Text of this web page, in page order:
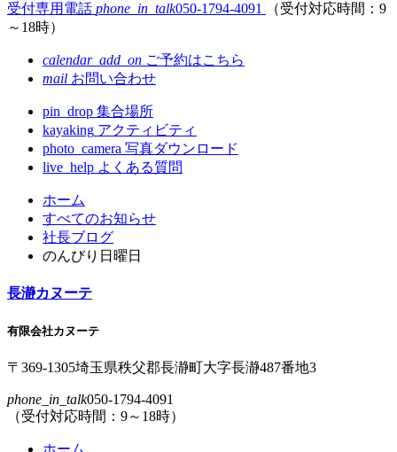
受付専用電話 phone_in_talk050-1794-4091
（受付対応時間：9
～18時）
calendar_add_on ご予約はこちら
mail お問い合わせ
pin_drop 集合場所
kayaking アクティビティ
photo_camera 写真ダウンロード
live_help よくある質問
本
の
頭
戻
る
頭
戻
ホーム
すべてのお知らせ
社長ブログ
のんびり日曜日
長瀞カヌーテ
有限会社カヌーテ
〒369-1305埼玉県秩父郡長瀞町大字長瀞487番地3
phone_in_talk050-1794-4091
（受付対応時間：9～18時）
ホーム